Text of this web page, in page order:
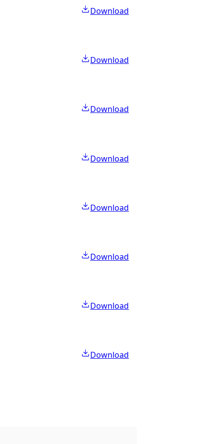
Download
Download
Download
Download
Download
Download
Download
Download